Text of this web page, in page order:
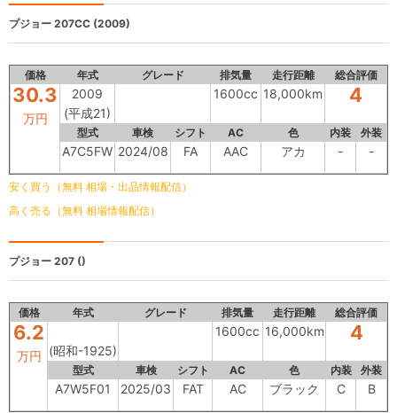
プジョー 207CC (2009)
価格 年式 グレード 排気量 走行距離 総合評価
30.3
万円
2009
(平成21)
1600cc 18,000km 4
型式 車検 シフト AC 色 内装 外装
A7C5FW 2024/08 FA AAC アカ - -
安く買う（無料 相場・出品情報配信）
高く売る（無料 相場情報配信）
プジョー 207 ()
価格 年式 グレード 排気量 走行距離 総合評価
6.2
万円 (昭和-1925)
1600cc 16,000km 4
型式 車検 シフト AC 色 内装 外装
A7W5F01 2025/03 FAT AC ブラック C B